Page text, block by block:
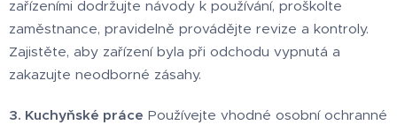
zařízeními dodržujte návody k používání, proškolte
zaměstnance, pravidelně provádějte revize a kontroly.
Zajistěte, aby zařízení byla při odchodu vypnutá a
zakazujte neodborné zásahy.
3. Kuchyňské práce Používejte vhodné osobní ochranné